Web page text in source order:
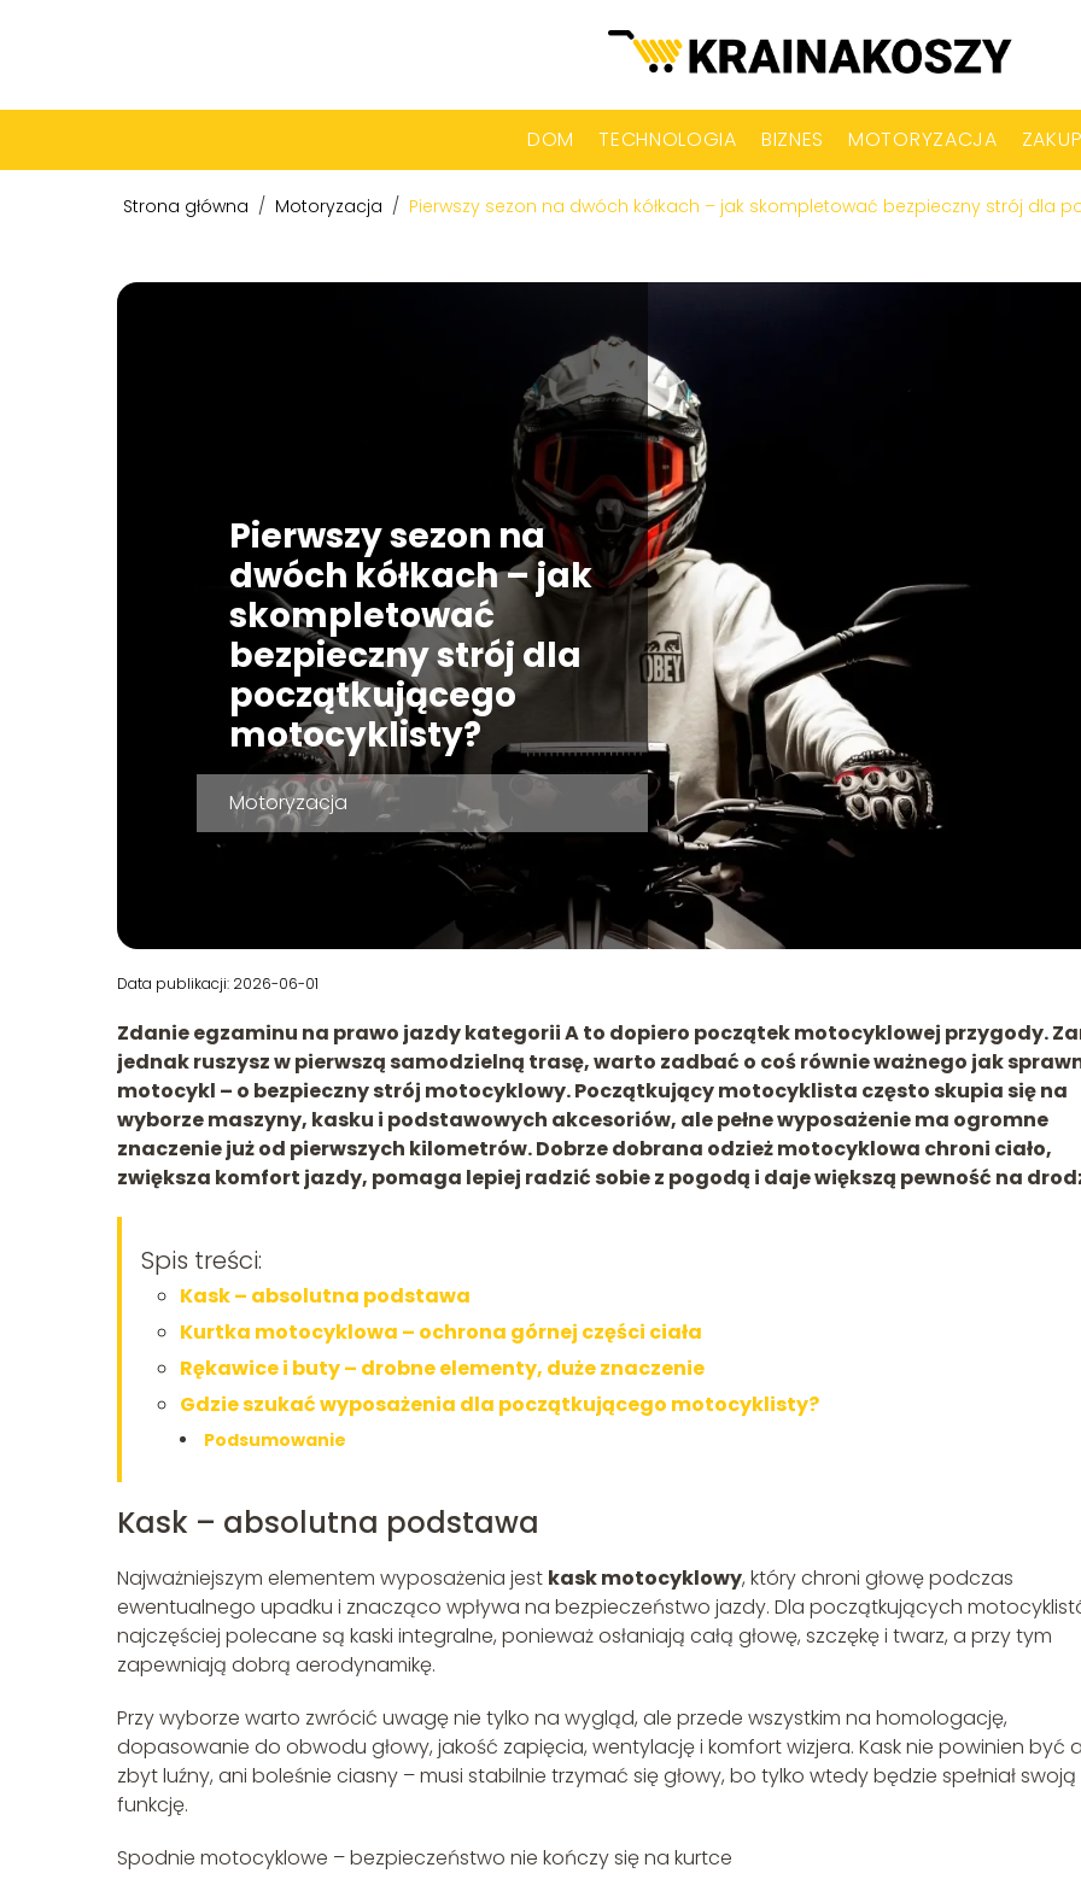
DOM TECHNOLOGIA BIZNES MOTORYZACJA
Strona główna / Motoryzacja / Pierwszy sezon na dwóch kółkach – jak skompletować bezpieczny strój dla
Pierwszy sezon na
dwóch kółkach – jak
skompletować
bezpieczny strój dla
początkującego
motocyklisty?
Motoryzacja
Data publikacji: 2026-06-01
Zdanie egzaminu na prawo jazdy kategorii A to dopiero początek motocyklowej przygody.
jednak ruszysz w pierwszą samodzielną trasę, warto zadbać o coś równie ważnego jak
motocykl – o bezpieczny strój motocyklowy. Początkujący motocyklista często skupia się na
wyborze maszyny, kasku i podstawowych akcesoriów, ale pełne wyposażenie ma ogromne
znaczenie już od pierwszych kilometrów. Dobrze dobrana odzież motocyklowa chroni ciało,
zwiększa komfort jazdy, pomaga lepiej radzić sobie z pogodą i daje większą pewność na
Spis treści:
Kask – absolutna podstawa
Kurtka motocyklowa – ochrona górnej części ciała
Rękawice i buty – drobne elementy, duże znaczenie
Gdzie szukać wyposażenia dla początkującego motocyklisty?
Podsumowanie
Kask – absolutna podstawa
Najważniejszym elementem wyposażenia jest kask motocyklowy, który chroni głowę podczas
ewentualnego upadku i znacząco wpływa na bezpieczeństwo jazdy. Dla początkujących
najczęściej polecane są kaski integralne, ponieważ osłaniają całą głowę, szczękę i twarz, a przy tym
zapewniają dobrą aerodynamikę.
Przy wyborze warto zwrócić uwagę nie tylko na wygląd, ale przede wszystkim na homologację,
dopasowanie do obwodu głowy, jakość zapięcia, wentylację i komfort wizjera. Kask nie powinien być
zbyt luźny, ani boleśnie ciasny – musi stabilnie trzymać się głowy, bo tylko wtedy będzie spełniał swoją
funkcję.
Spodnie motocyklowe – bezpieczeństwo nie kończy się na kurtce